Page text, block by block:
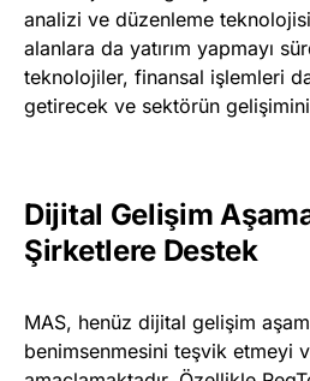
analizi ve düzenleme
alanlara da yatırım yapmayı
teknolojiler, finansal işlemleri
getirecek ve sektörün
Dijital Gelişim
Şirketlere Destek
MAS, henüz dijital gelişim
benimsenmesini teşvik etmeyi